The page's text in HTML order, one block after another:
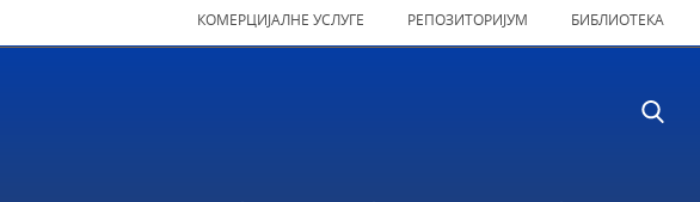
КОМЕРЦИЈАЛНЕ УСЛУГЕ РЕПОЗИТОРИЈУМ БИБЛИОТЕКА